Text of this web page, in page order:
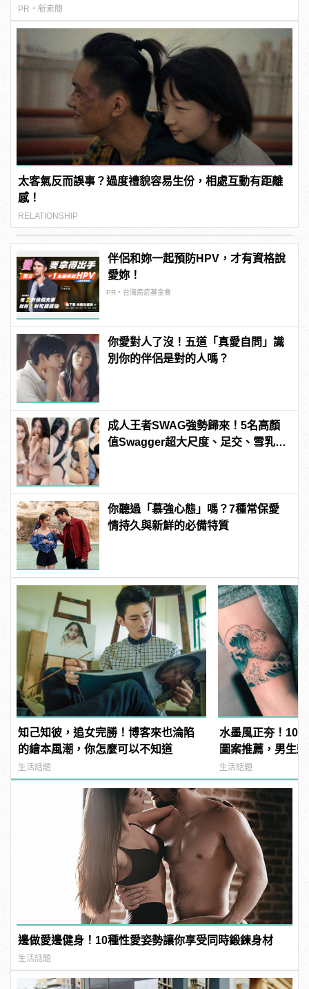
PR・新素簡
太客氣反而誤事？過度禮貌容易生份，相處互動有距離
感！
RELATIONSHIP
伴侶和妳一起預防HPV，才有資格說
愛妳！
PR・台灣癌症基金會
你愛對人了沒！五道「真愛自問」識
別你的伴侶是對的人嗎？
成人王者SWAG強勢歸來！5名高顏
值Swagger超大尺度、足交、雪乳、
你聽過「慕強心態」嗎？7種常保愛
情持久與新鮮的必備特質
知己知彼，追女完勝！博客來也淪陷
的繪本風潮，你怎麼可以不知道
生活話題
水墨風正夯！10
圖案推薦，男生
manfashion這樣
生活話題
邊做愛邊健身！10種性愛姿勢讓你享受同時鍛鍊身材
生活話題